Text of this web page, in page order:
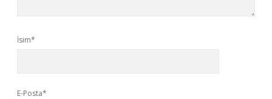
İsim*
E-Posta*